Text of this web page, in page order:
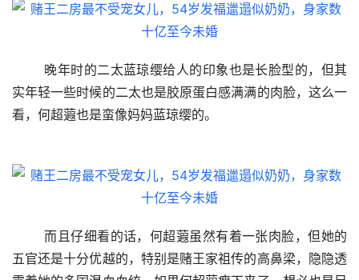
实年轻一些时候的二太也是胶原蛋白感满满的肉脸，这么一
看，何超蕸也是蛮像妈妈蓝琼缨的。
	而且仔细看的话，何超蕸虽然有着一张肉脸，但她的
五官还是十分优越的，特别是赌王家祖传的高鼻梁，隐隐透